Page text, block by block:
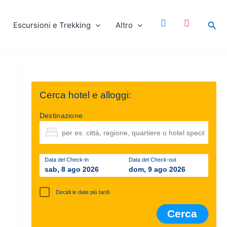
Escursioni e Trekking Altro
Cerca hotel e alloggi:
Destinazione
Data del Check-in
sab, 8 ago 2026
Data del Check-out
dom, 9 ago 2026
Decidi le date più tardi